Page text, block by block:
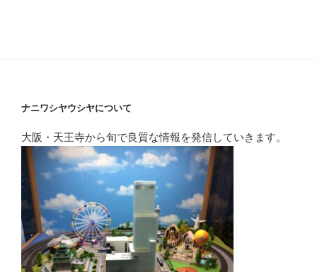
ナニワシヤウシヤについて
大阪・天王寺から旬で良質な情報を発信していきます。